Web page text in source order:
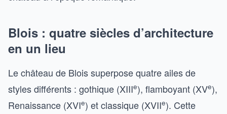
Blois : quatre siècles d’architecture
en un lieu
Le château de Blois superpose quatre ailes de
styles différents : gothique (XIIIe), flamboyant (XVe),
Renaissance (XVIe) et classique (XVIIe). Cette